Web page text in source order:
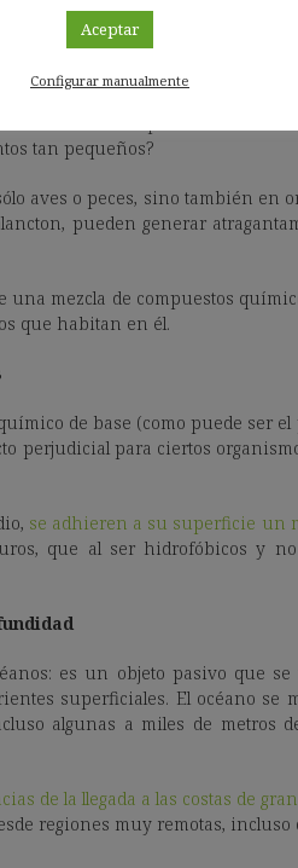
o las redes de pesca en la
tan pequeños?
aves o peces, sino también en
pueden generar
mezcla de compuestos
que habitan en él.
de base (como puede ser
perjudicial para ciertos
se adhieren a su superficie un
que al ser hidrofóbicos y
es un objeto pasivo que
superficiales. El océano se
algunas a miles de metros
de la llegada a las costas de
regiones muy remotas, incluso
Aceptar
Configurar manualmente